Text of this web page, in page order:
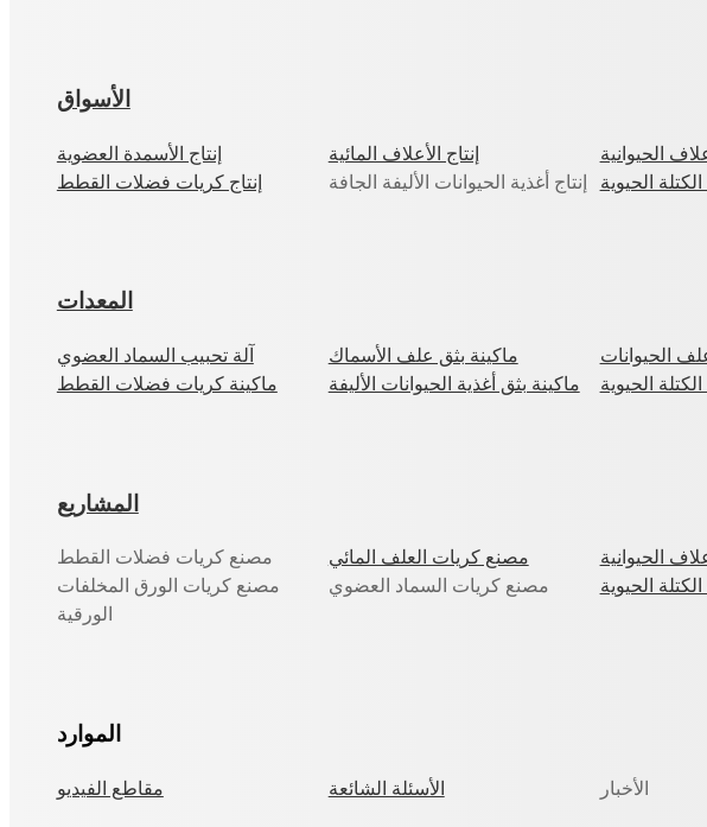
الأسواق
الحيوانية
الحيوية
إنتاج الأعلاف المائية
إنتاج أغذية الحيوانات الأليفة الجافة
إنتاج الأسمدة العضوية
إنتاج كريات فضلات القطط
المعدات
الحيوانات
الحيوية
ماكينة بثق علف الأسماك
ماكينة بثق أغذية الحيوانات الأليفة
آلة تحبيب السماد العضوي
ماكينة كريات فضلات القطط
المشاريع
الحيوانية
الحيوية
مصنع كريات العلف المائي
مصنع كريات السماد العضوي
مصنع كريات فضلات القطط
مصنع كريات الورق المخلفات
الورقية
الموارد
الأخبار الأسئلة الشائعة مقاطع الفيديو